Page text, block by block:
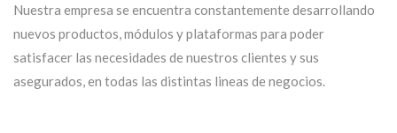
Nuestra empresa se encuentra constantemente desarrollando
nuevos productos, módulos y plataformas para poder
satisfacer las necesidades de nuestros clientes y sus
asegurados, en todas las distintas lineas de negocios.